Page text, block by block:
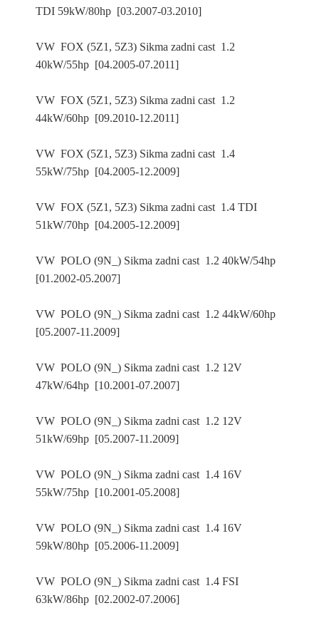
TDI 59kW/80hp [03.2007-03.2010]
VW FOX (5Z1, 5Z3) Sikma zadni cast 1.2
40kW/55hp [04.2005-07.2011]
VW FOX (5Z1, 5Z3) Sikma zadni cast 1.2
44kW/60hp [09.2010-12.2011]
VW FOX (5Z1, 5Z3) Sikma zadni cast 1.4
55kW/75hp [04.2005-12.2009]
VW FOX (5Z1, 5Z3) Sikma zadni cast 1.4 TDI
51kW/70hp [04.2005-12.2009]
VW POLO (9N_) Sikma zadni cast 1.2 40kW/54hp
[01.2002-05.2007]
VW POLO (9N_) Sikma zadni cast 1.2 44kW/60hp
[05.2007-11.2009]
VW POLO (9N_) Sikma zadni cast 1.2 12V
47kW/64hp [10.2001-07.2007]
VW POLO (9N_) Sikma zadni cast 1.2 12V
51kW/69hp [05.2007-11.2009]
VW POLO (9N_) Sikma zadni cast 1.4 16V
55kW/75hp [10.2001-05.2008]
VW POLO (9N_) Sikma zadni cast 1.4 16V
59kW/80hp [05.2006-11.2009]
VW POLO (9N_) Sikma zadni cast 1.4 FSI
63kW/86hp [02.2002-07.2006]